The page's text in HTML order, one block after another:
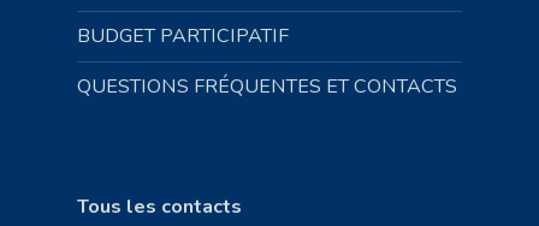
BUDGET PARTICIPATIF
QUESTIONS FRÉQUENTES ET CONTACTS
Tous les contacts